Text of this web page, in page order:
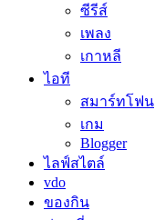
ซีรีส์
เพลง
เกาหลี
ไอที
สมาร์ทโฟน
เกม
Blogger
ไลฟ์สไตล์
vdo
ของกิน